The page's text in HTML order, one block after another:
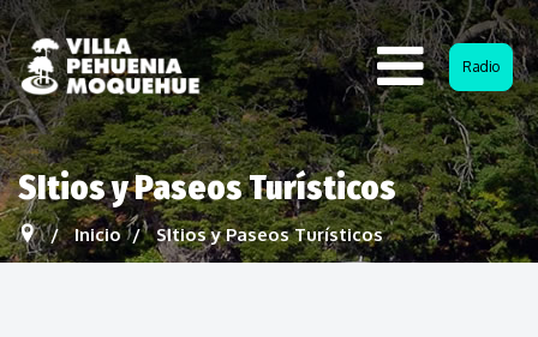
Radio
SItios y Paseos Turísticos
Inicio SItios y Paseos Turísticos